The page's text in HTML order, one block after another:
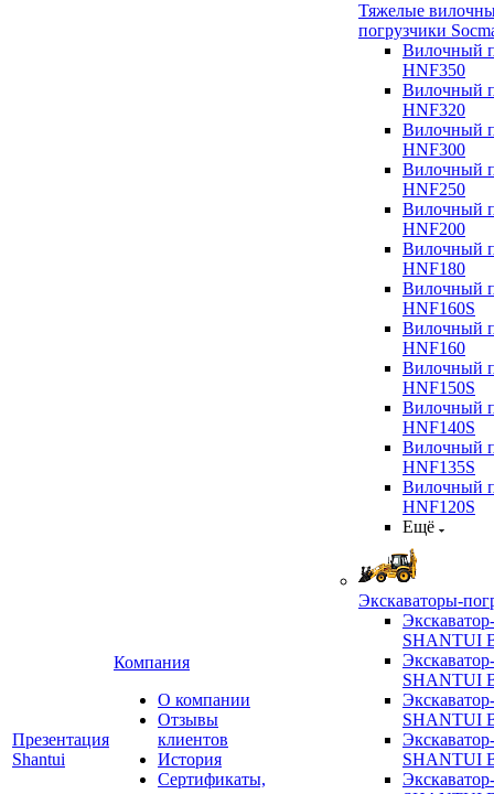
Презентация
Shantui
Компания
О компании
Отзывы
клиентов
История
Сертификаты,
Тяжелые
погрузчики
Вилочный
HNF350
Вилочный
HNF320
Вилочный
HNF300
Вилочный
HNF250
Вилочный
HNF200
Вилочный
HNF180
Вилочный
HNF160S
Вилочный
HNF160
Вилочный
HNF150S
Вилочный
HNF140S
Вилочный
HNF135S
Вилочный
HNF120S
Ещё
Экскаваторы-
SHANTUI
SHANTUI
SHANTUI
SHANTUI